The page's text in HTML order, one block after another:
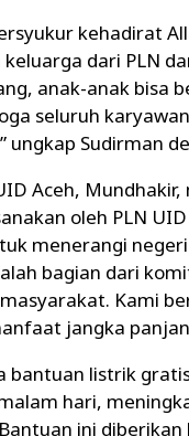
kehadirat
dari PLN
anak-anak bisa
seluruh
ungkap Sudirman
Aceh,
oleh PLN
menerangi
bagian dari
Kami
jangka
bantuan listrik
hari,
ini